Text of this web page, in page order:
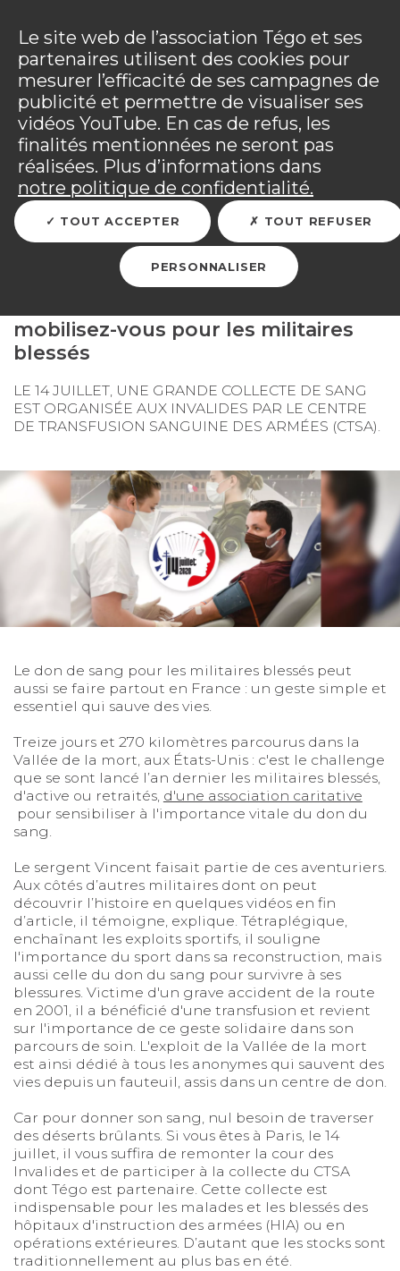
adhérents sinistrés et les personnels mobilisés.
Tous les détails dansvotre espace adhérent.
Vous êtes sur le site Tégo
RETOUR
Don du sang
mobilisez-vous pour les militaires
blessés
LE 14 JUILLET, UNE GRANDE COLLECTE DE SANG
EST ORGANISÉE AUX INVALIDES PAR LE CENTRE
DE TRANSFUSION SANGUINE DES ARMÉES (CTSA).
Le don de sang pour les militaires blessés peut
aussi se faire partout en France : un geste simple et
essentiel qui sauve des vies.
Treize jours et 270 kilomètres parcourus dans la
Vallée de la mort, aux États-Unis : c'est le challenge
que se sont lancé l’an dernier les militaires blessés,
d'active ou retraités, d'une association caritative
pour sensibiliser à l'importance vitale du don du
sang.
Le sergent Vincent faisait partie de ces aventuriers.
Aux côtés d’autres militaires dont on peut
découvrir l’histoire en quelques vidéos en fin
d’article, il témoigne, explique. Tétraplégique,
enchaînant les exploits sportifs, il souligne
l'importance du sport dans sa reconstruction, mais
aussi celle du don du sang pour survivre à ses
blessures. Victime d'un grave accident de la route
en 2001, il a bénéficié d'une transfusion et revient
sur l'importance de ce geste solidaire dans son
parcours de soin. L'exploit de la Vallée de la mort
est ainsi dédié à tous les anonymes qui sauvent des
vies depuis un fauteuil, assis dans un centre de don.
Car pour donner son sang, nul besoin de traverser
des déserts brûlants. Si vous êtes à Paris, le 14
juillet, il vous suffira de remonter la cour des
Invalides et de participer à la collecte du CTSA
dont Tégo est partenaire. Cette collecte est
indispensable pour les malades et les blessés des
hôpitaux d'instruction des armées (HIA) ou en
opérations extérieures. D’autant que les stocks sont
traditionnellement au plus bas en été.
Le site web de l’association Tégo et ses
partenaires utilisent des cookies pour
mesurer l’efficacité de ses campagnes de
publicité et permettre de visualiser ses
vidéos YouTube. En cas de refus, les
finalités mentionnées ne seront pas
réalisées. Plus d’informations dans
notre politique de confidentialité.
TOUT ACCEPTER TOUT REFUSER
PERSONNALISER